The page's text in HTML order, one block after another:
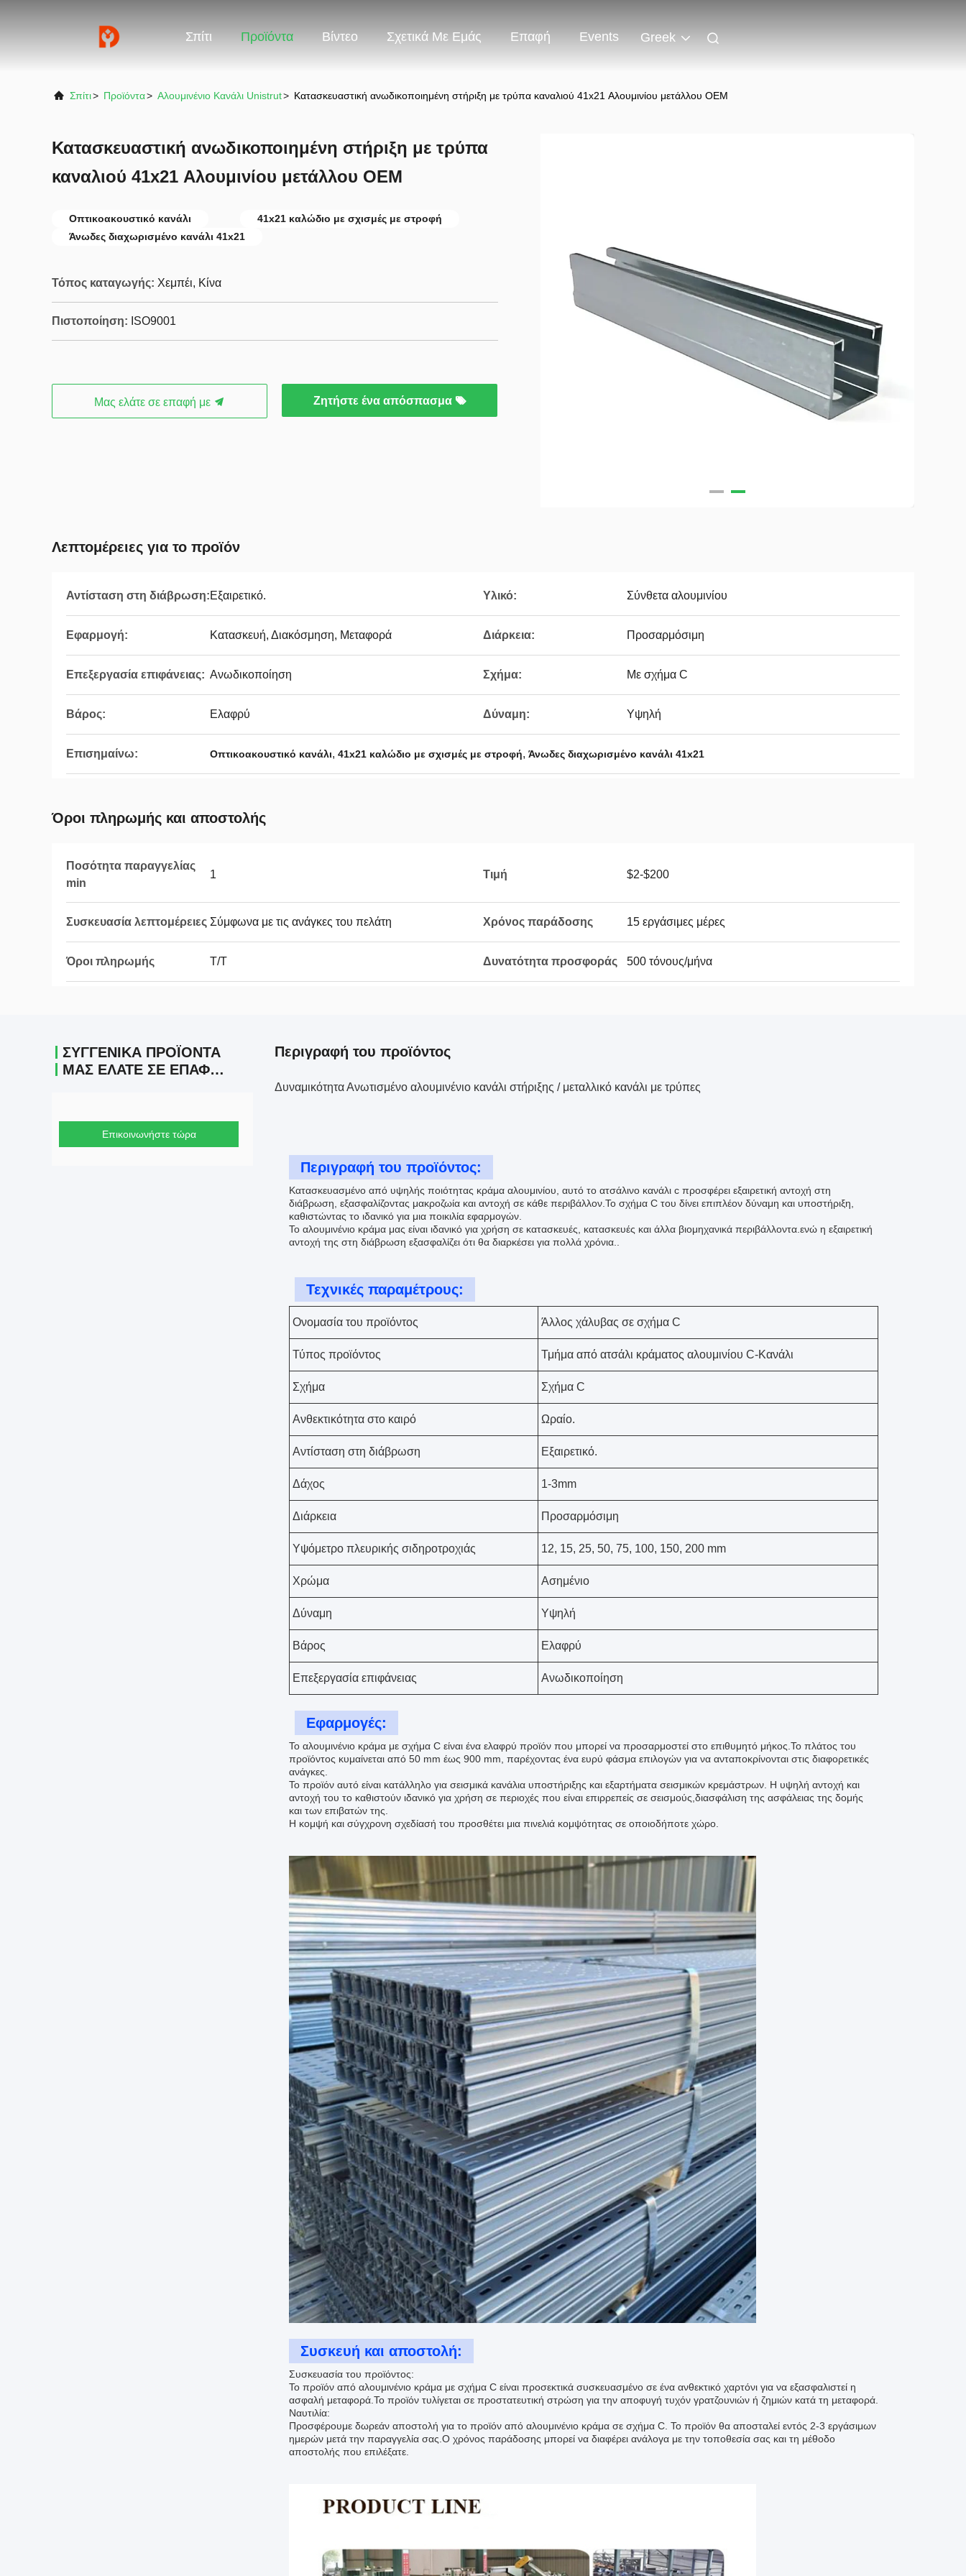
Σπίτι Προϊόντα Βίντεο Σχετικά Με Εμάς Επαφή Events Greek
Σπίτι> Προϊόντα> Αλουμινένιο Κανάλι Unistrut> Κατασκευαστική ανωδικοποιημένη στήριξη με τρύπα καναλιού 41x21 Αλουμινίου μετάλλου OEM
Κατασκευαστική ανωδικοποιημένη στήριξη με τρύπα
καναλιού 41x21 Αλουμινίου μετάλλου OEM
Οπτικοακουστικό κανάλι
41x21 καλώδιο με σχισμές με στροφή
Άνωδες διαχωρισμένο κανάλι 41x21
Τόπος καταγωγής: Χεμπέι, Κίνα
Πιστοποίηση: ISO9001
Μας ελάτε σε επαφή με Ζητήστε ένα απόσπασμα
Λεπτομέρειες για το προϊόν
Αντίσταση στη διάβρωση:Εξαιρετικό. Υλικό: Σύνθετα αλουμινίου
Εφαρμογή: Κατασκευή, Διακόσμηση, Μεταφορά Διάρκεια: Προσαρμόσιμη
Επεξεργασία επιφάνειας: Ανωδικοποίηση Σχήμα: Με σχήμα C
Βάρος: Ελαφρύ Δύναμη: Υψηλή
Επισημαίνω: Οπτικοακουστικό κανάλι, 41x21 καλώδιο με σχισμές με στροφή, Άνωδες διαχωρισμένο κανάλι 41x21
Όροι πληρωμής και αποστολής
Ποσότητα παραγγελίας
min
1 Τιμή $2-$200
Συσκευασία λεπτομέρειες Σύμφωνα με τις ανάγκες του πελάτη Χρόνος παράδοσης 15 εργάσιμες μέρες
Όροι πληρωμής Τ/Τ Δυνατότητα προσφοράς 500 τόνους/μήνα
ΣΥΓΓΕΝΙΚΆ ΠΡΟΪΌΝΤΑ
ΜΑΣ ΕΛΆΤΕ ΣΕ ΕΠΑΦΉ ΜΕ
Επικοινωνήστε τώρα
Περιγραφή του προϊόντος
Δυναμικότητα Ανωτισμένο αλουμινένιο κανάλι στήριξης / μεταλλικό κανάλι με τρύπες
Περιγραφή του προϊόντος:
Κατασκευασμένο από υψηλής ποιότητας κράμα αλουμινίου, αυτό το ατσάλινο κανάλι c προσφέρει εξαιρετική αντοχή στη
διάβρωση, εξασφαλίζοντας μακροζωία και αντοχή σε κάθε περιβάλλον.Το σχήμα C του δίνει επιπλέον δύναμη και υποστήριξη,
καθιστώντας το ιδανικό για μια ποικιλία εφαρμογών.
Το αλουμινένιο κράμα μας είναι ιδανικό για χρήση σε κατασκευές, κατασκευές και άλλα βιομηχανικά περιβάλλοντα.ενώ η εξαιρετική
αντοχή της στη διάβρωση εξασφαλίζει ότι θα διαρκέσει για πολλά χρόνια..
Τεχνικές παραμέτρους:
Ονομασία του προϊόντος Άλλος χάλυβας σε σχήμα C
Τύπος προϊόντος Τμήμα από ατσάλι κράματος αλουμινίου C-Κανάλι
Σχήμα Σχήμα C
Ανθεκτικότητα στο καιρό Ωραίο.
Αντίσταση στη διάβρωση Εξαιρετικό.
Δάχος 1-3mm
Διάρκεια Προσαρμόσιμη
Υψόμετρο πλευρικής σιδηροτροχιάς 12, 15, 25, 50, 75, 100, 150, 200 mm
Χρώμα Ασημένιο
Δύναμη Υψηλή
Βάρος Ελαφρύ
Επεξεργασία επιφάνειας Ανωδικοποίηση
Εφαρμογές:
Το αλουμινένιο κράμα με σχήμα C είναι ένα ελαφρύ προϊόν που μπορεί να προσαρμοστεί στο επιθυμητό μήκος.Το πλάτος του
προϊόντος κυμαίνεται από 50 mm έως 900 mm, παρέχοντας ένα ευρύ φάσμα επιλογών για να ανταποκρίνονται στις διαφορετικές
ανάγκες.
Το προϊόν αυτό είναι κατάλληλο για σεισμικά κανάλια υποστήριξης και εξαρτήματα σεισμικών κρεμάστρων. Η υψηλή αντοχή και
αντοχή του το καθιστούν ιδανικό για χρήση σε περιοχές που είναι επιρρεπείς σε σεισμούς,διασφάλιση της ασφάλειας της δομής
και των επιβατών της.
Η κομψή και σύγχρονη σχεδίασή του προσθέτει μια πινελιά κομψότητας σε οποιοδήποτε χώρο.
Συσκευή και αποστολή:
Συσκευασία του προϊόντος:
Το προϊόν από αλουμινένιο κράμα με σχήμα C είναι προσεκτικά συσκευασμένο σε ένα ανθεκτικό χαρτόνι για να εξασφαλιστεί η
ασφαλή μεταφορά.Το προϊόν τυλίγεται σε προστατευτική στρώση για την αποφυγή τυχόν γρατζουνιών ή ζημιών κατά τη μεταφορά.
Ναυτιλία:
Προσφέρουμε δωρεάν αποστολή για το προϊόν από αλουμινένιο κράμα σε σχήμα C. Το προϊόν θα αποσταλεί εντός 2-3 εργάσιμων
ημερών μετά την παραγγελία σας.Ο χρόνος παράδοσης μπορεί να διαφέρει ανάλογα με την τοποθεσία σας και τη μέθοδο
αποστολής που επιλέξατε.